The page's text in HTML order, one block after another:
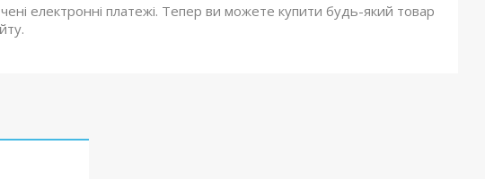
електронні платежі. Тепер ви можете купити будь-який товар